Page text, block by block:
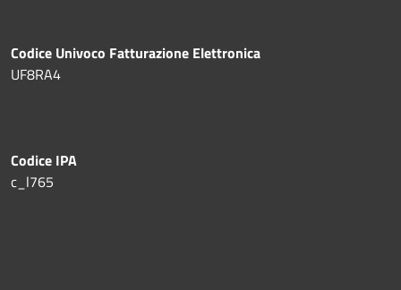
Codice Univoco Fatturazione Elettronica
UF8RA4
Codice IPA
c_l765